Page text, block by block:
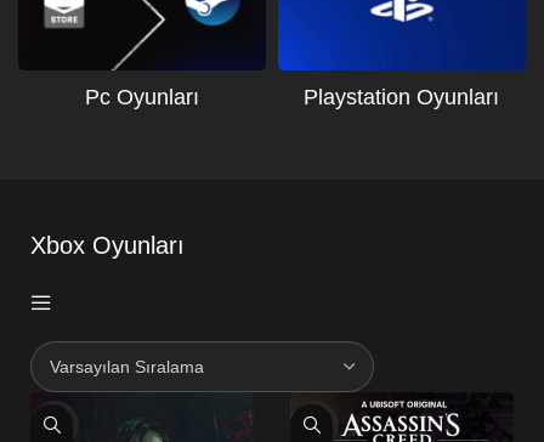
Pc Oyunları Playstation Oyunları
Xbox Oyunları
-71% -73%